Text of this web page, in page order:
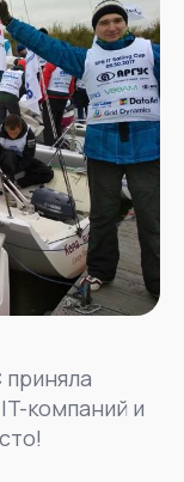
компаний и